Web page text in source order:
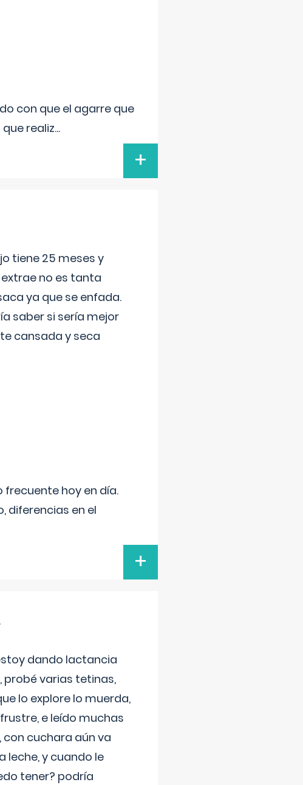
con que el agarre que
realiz...
+
tiene 25 meses y
no es tanta
ya que se enfada.
saber si sería mejor
cansada y seca
hoy en día.
diferencias en el
+
dando lactancia
probé varias tetinas,
lo explore lo muerda,
e leído muchas
cuchara aún va
leche, y cuando le
tener? podría